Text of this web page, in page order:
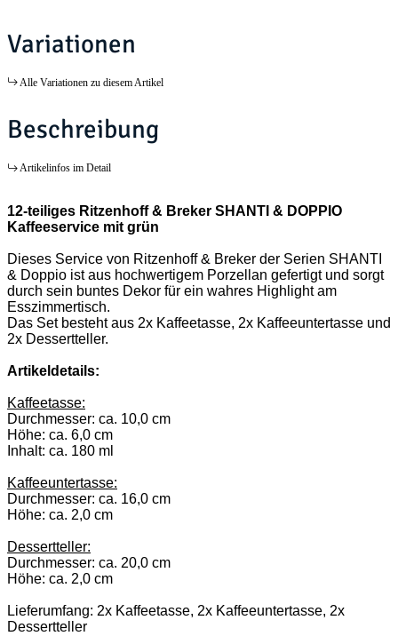
Variationen
Alle Variationen zu diesem Artikel
Beschreibung
Artikelinfos im Detail
12-teiliges Ritzenhoff & Breker SHANTI & DOPPIO
Kaffeeservice mit grün
Dieses Service von Ritzenhoff & Breker der Serien SHANTI
& Doppio ist aus hochwertigem Porzellan gefertigt und sorgt
durch sein buntes Dekor für ein wahres Highlight am
Esszimmertisch.
Das Set besteht aus 2x Kaffeetasse, 2x Kaffeeuntertasse und
2x Dessertteller.
Artikeldetails:
Kaffeetasse:
Durchmesser: ca. 10,0 cm
Höhe: ca. 6,0 cm
Inhalt: ca. 180 ml
Kaffeeuntertasse:
Durchmesser: ca. 16,0 cm
Höhe: ca. 2,0 cm
Dessertteller:
Durchmesser: ca. 20,0 cm
Höhe: ca. 2,0 cm
Lieferumfang: 2x Kaffeetasse, 2x Kaffeeuntertasse, 2x
Dessertteller